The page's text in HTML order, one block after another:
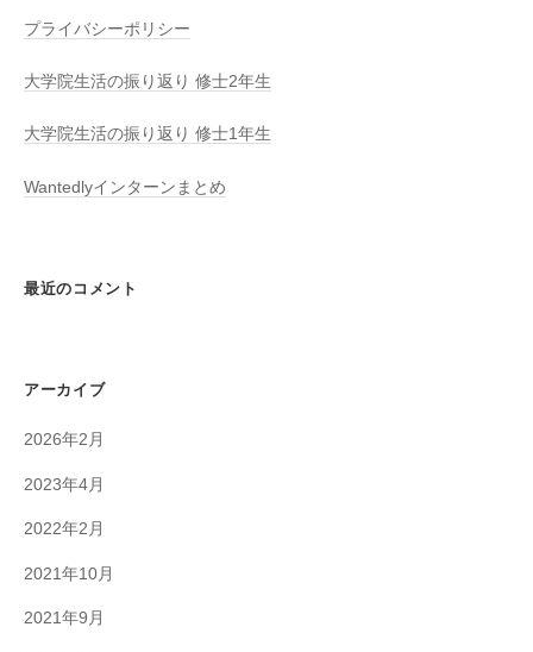
プライバシーポリシー
大学院生活の振り返り 修士2年生
大学院生活の振り返り 修士1年生
Wantedlyインターンまとめ
最近のコメント
アーカイブ
2026年2月
2023年4月
2022年2月
2021年10月
2021年9月